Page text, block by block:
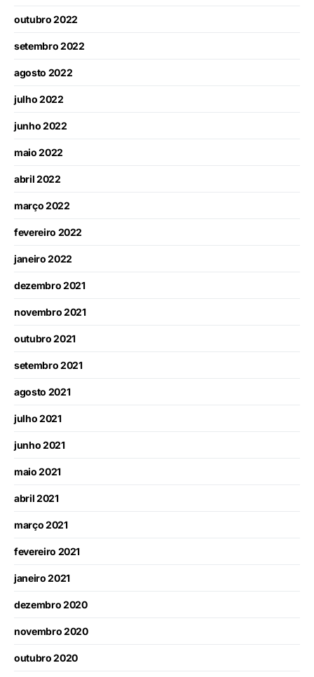
outubro 2022
setembro 2022
agosto 2022
julho 2022
junho 2022
maio 2022
abril 2022
março 2022
fevereiro 2022
janeiro 2022
dezembro 2021
novembro 2021
outubro 2021
setembro 2021
agosto 2021
julho 2021
junho 2021
maio 2021
abril 2021
março 2021
fevereiro 2021
janeiro 2021
dezembro 2020
novembro 2020
outubro 2020